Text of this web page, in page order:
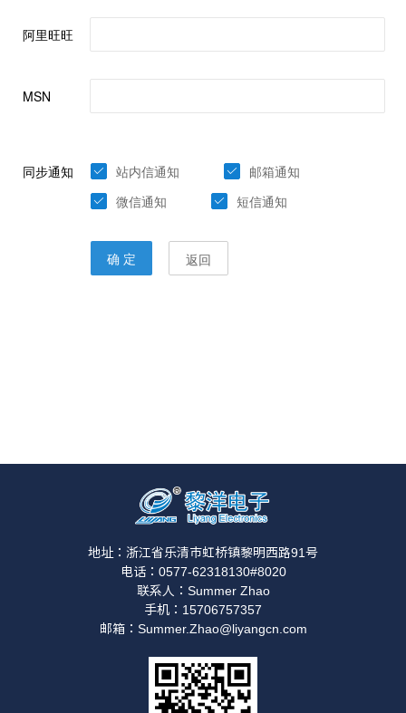
地址：浙江省乐清市虹桥镇黎明西路91号
电话：0577-62318130#8020
联系人：Summer Zhao
手机：15706757357
邮箱：Summer.Zhao@liyangcn.com